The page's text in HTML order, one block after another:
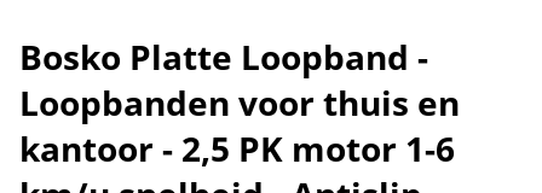
Bosko Platte Loopband -
Loopbanden voor thuis en
kantoor - 2,5 PK motor 1-6